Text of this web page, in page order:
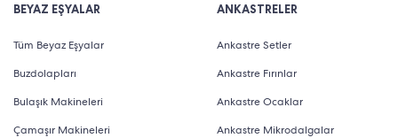
BEYAZ EŞYALAR
Tüm Beyaz Eşyalar
Buzdolapları
Bulaşık Makineleri
Çamaşır Makineleri
ANKASTRELER
Ankastre Setler
Ankastre Fırınlar
Ankastre Ocaklar
Ankastre Mikrodalgalar